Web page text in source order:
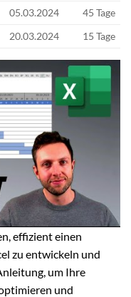
05.03.2024
45 Tage
20.03.2024 15 Tage
effizient einen
zu entwickeln und
um Ihre
und